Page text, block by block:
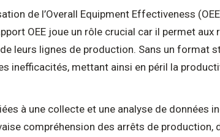
de l’Overall Equipment Effectiveness
OEE joue un rôle crucial car il permet aux
leurs lignes de production. Sans un format
inefficacités, mettant ainsi en péril la
à une collecte et une analyse de données
compréhension des arrêts de